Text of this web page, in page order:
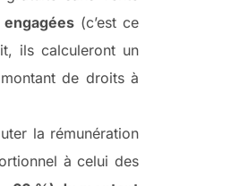
(c’est ce
ils calculeront un
de droits à
la rémunération
à celui des